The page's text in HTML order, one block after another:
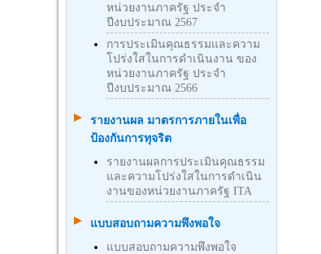
หน่วยงานภาครัฐ ประจำ
ปีงบประมาณ 2567
การประเมินคุณธรรมและความ
โปร่งใสในการดำเนินงาน ของ
หน่วยงานภาครัฐ ประจำ
ปีงบประมาณ 2566
รายงานผล มาตรการภายในเพื่อ
ป้องกันการทุจริต
รายงานผลการประเมินคุณธรรม
และความโปร่งใสในการดำเนิน
งานของหน่วยงานภาครัฐ ITA
แบบสอบถามความพึงพอใจ
แบบสอบถามความพึงพอใจ